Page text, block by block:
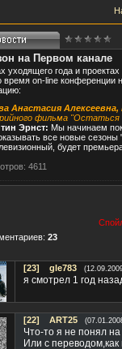
на Первом канале
уходящего года и
время on-line конференции
Анастасия Алексеевна,
фильма "Остаться
Эрнст: Мы начинаем
все новые сезоны
будет
4611
23
[23] gle783
я смотрел 1 год
[22] ART25
Что-то я не понял
Или с